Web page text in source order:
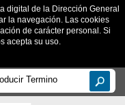
digital de la Dirección General
la navegación. Las cookies
de carácter personal. Si
acepta su uso.